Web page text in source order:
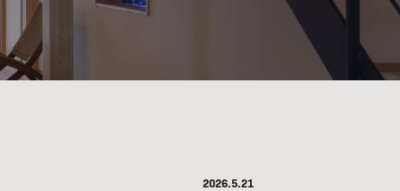
2026.5.21